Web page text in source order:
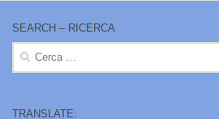
SEARCH – RICERCA
Ricerca
TRANSLATE: